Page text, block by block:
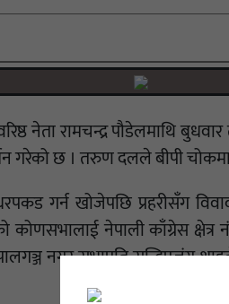
नेता रामचन्द्र पौडेलमाथि
छ । तरुण दलले बीपी चोकमा
धरपकड गर्न खोजेपछि प्रहरीसँग
कोणसभालाई नेपाली काँग्रेस
नगर सभापति सन्दिपजंग